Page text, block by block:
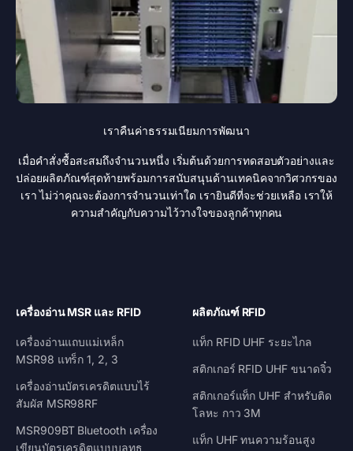
เราคืนค่าธรรมเนียมการพัฒนา
เมื่อคำสั่งซื้อสะสมถึงจำนวนหนึ่ง เริ่มต้นด้วยการทดสอบตัวอย่างและ
ปล่อยผลิตภัณฑ์สุดท้ายพร้อมการสนับสนุนด้านเทคนิคจากวิศวกรของ
เรา ไม่ว่าคุณจะต้องการจำนวนเท่าใด เรายินดีที่จะช่วยเหลือ เราให้
ความสำคัญกับความไว้วางใจของลูกค้าทุกคน
เครื่องอ่าน MSR และ RFID
เครื่องอ่านแถบแม่เหล็ก
MSR98 แทร็ก 1, 2, 3
เครื่องอ่านบัตรเครดิตแบบไร้
สัมผัส MSR98RF
MSR909BT Bluetooth เครื่อง
เขียนบัตรเครดิตแบบบลูทูธ
ผลิตภัณฑ์ RFID
แท็ก RFID UHF ระยะไกล
สติกเกอร์ RFID UHF ขนาดจิ๋ว
สติกเกอร์แท็ก UHF สำหรับติด
โลหะ กาว 3M
แท็ก UHF ทนความร้อนสูง